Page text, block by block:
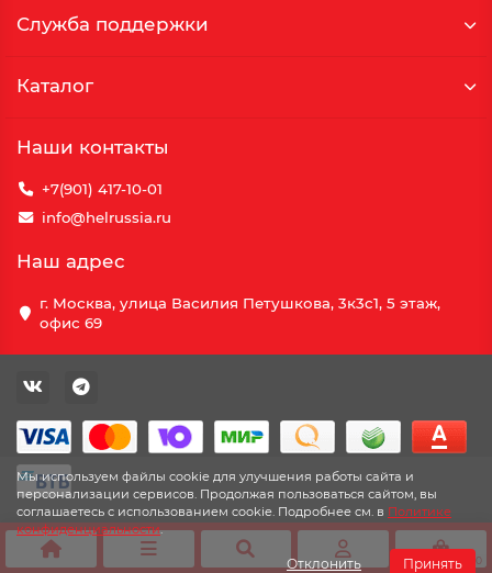
Мы используем файлы cookie для улучшения работы сайта и
персонализации сервисов. Продолжая пользоваться сайтом, вы
соглашаетесь с использованием cookie. Подробнее см. в Политике
конфиденциальности.
Отклонить Принять
Служба поддержки
Каталог
Наши контакты
+7(901) 417-10-01
info@helrussia.ru
Наш адрес
г. Москва, улица Василия Петушкова, 3к3c1, 5 этаж,
офис 69
0